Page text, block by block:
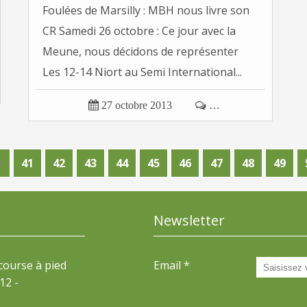
Foulées de Marsilly : MBH nous livre son
CR Samedi 26 octobre : Ce jour avec la
Meune, nous décidons de représenter
Les 12-14 Niort au Semi International...
 27 octobre 2013  …
41 42 43 44 45 46 47 48 49
à pied
-
Newsletter
Email